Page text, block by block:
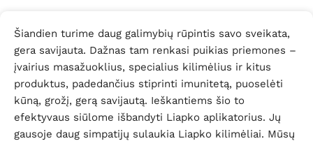
Šiandien turime daug galimybių rūpintis savo sveikata,
gera savijauta. Dažnas tam renkasi puikias priemones –
įvairius masažuoklius, specialius kilimėlius ir kitus
produktus, padedančius stiprinti imunitetą, puoselėti
kūną, grožį, gerą savijautą. Ieškantiems šio to
efektyvaus siūlome išbandyti Liapko aplikatorius. Jų
gausoje daug simpatijų sulaukia Liapko kilimėliai. Mūsų